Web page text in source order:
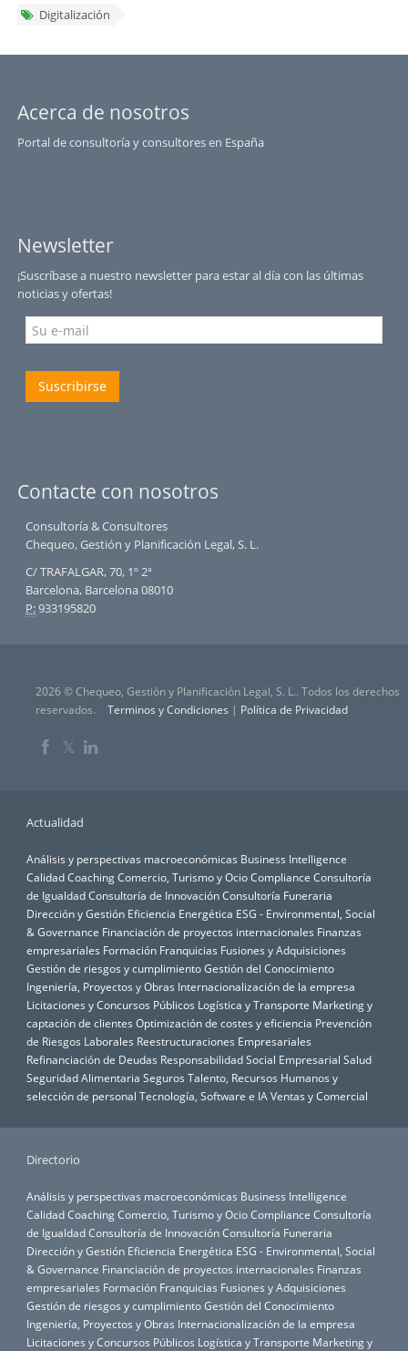
Digitalización
Acerca de nosotros
Portal de consultoría y consultores en España
Newsletter
¡Suscríbase a nuestro newsletter para estar al día con las últimas
noticias y ofertas!
Suscribirse
Contacte con nosotros
Consultoría & Consultores
Chequeo, Gestión y Planificación Legal, S. L.
C/ TRAFALGAR, 70, 1º 2ª
Barcelona, Barcelona 08010
P:933195820
2026 © Chequeo, Gestión y Planificación Legal, S. L.. Todos los derechos
reservados.
Terminos y Condiciones | Política de Privacidad
𝕏
Actualidad
Análisis y perspectivas macroeconómicas Business Intelligence
CalidadCoachingComercio, Turismo y OcioCompliance Consultoría
de IgualdadConsultoría de InnovaciónConsultoría Funeraria
Dirección y Gestión Eficiencia Energética ESG - Environmental, Social
& Governance Financiación de proyectos internacionales Finanzas
empresariales Formación Franquicias Fusiones y Adquisiciones
Gestión de riesgos y cumplimientoGestión del Conocimiento
Ingeniería, Proyectos y Obras Internacionalización de la empresa
Licitaciones y Concursos Públicos Logística y Transporte Marketing y
captación de clientes Optimización de costes y eficiencia Prevención
de Riesgos Laborales Reestructuraciones Empresariales
Refinanciación de Deudas Responsabilidad Social Empresarial Salud
Seguridad Alimentaria Seguros Talento, Recursos Humanos y
selección de personal Tecnología, Software e IA Ventas y Comercial
Directorio
Análisis y perspectivas macroeconómicas Business Intelligence
CalidadCoachingComercio, Turismo y OcioCompliance Consultoría
de IgualdadConsultoría de InnovaciónConsultoría Funeraria
Dirección y Gestión Eficiencia Energética ESG - Environmental, Social
& Governance Financiación de proyectos internacionales Finanzas
empresariales Formación Franquicias Fusiones y Adquisiciones
Gestión de riesgos y cumplimientoGestión del Conocimiento
Ingeniería, Proyectos y Obras Internacionalización de la empresa
Licitaciones y Concursos Públicos Logística y Transporte Marketing y